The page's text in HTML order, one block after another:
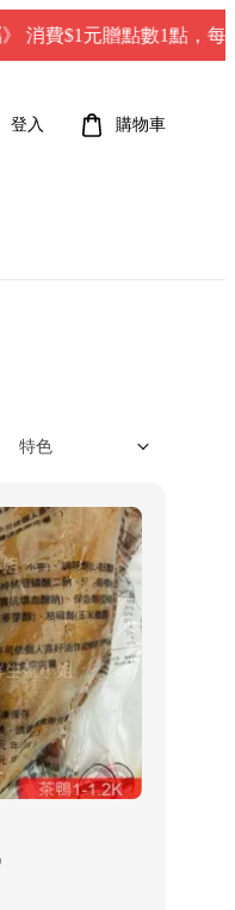
$1元贈點數1點，每100
登入 購物車